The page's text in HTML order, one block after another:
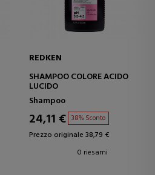
REDKEN
SHAMPOO COLORE ACIDO
LUCIDO
Shampoo
24,11 € 38% Sconto
Prezzo originale 38,79 €
0 riesami